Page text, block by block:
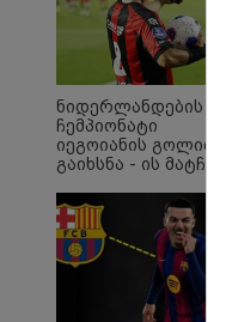
ნიდერლანდების
ჩემპიონატი
იეგოიანის გოლით
გაიხსნა - ის მატჩის